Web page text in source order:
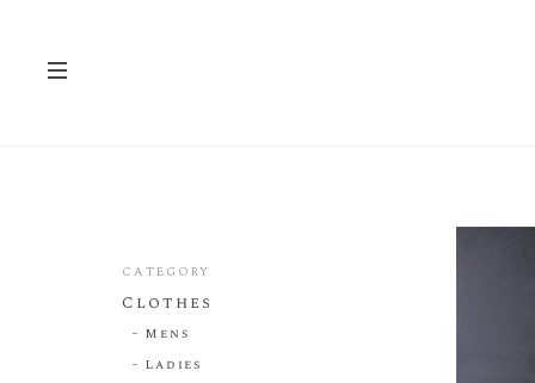
CATEGORY
Clothes
Mens
Ladies